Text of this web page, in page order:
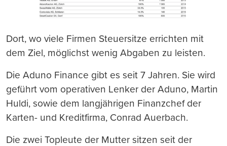
Dort, wo viele Firmen Steuersitze errichten mit
dem Ziel, möglichst wenig Abgaben zu leisten.
Die Aduno Finance gibt es seit 7 Jahren. Sie wird
geführt vom operativen Lenker der Aduno, Martin
Huldi, sowie dem langjährigen Finanzchef der
Karten- und Kreditfirma, Conrad Auerbach.
Die zwei Topleute der Mutter sitzen seit der